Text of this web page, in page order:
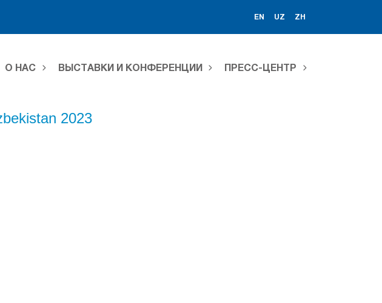
EN UZ ZH
О НАС ВЫСТАВКИ И КОНФЕРЕНЦИИ ПРЕСС-ЦЕНТР
2023